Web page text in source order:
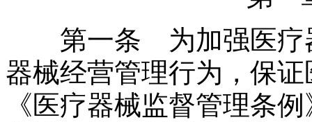
第一条 为加强医疗器
器械经营管理行为，保
《医疗器械监督管理条